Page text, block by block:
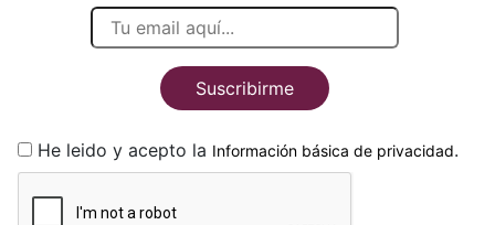
Suscribirme
He leido y acepto la Información básica de privacidad.